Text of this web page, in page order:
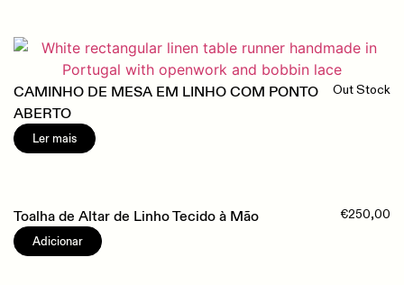
CAMINHO DE MESA EM LINHO COM PONTO
ABERTO
Ler mais
Out Stock
Toalha de Altar de Linho Tecido à Mão
Adicionar
€250,00